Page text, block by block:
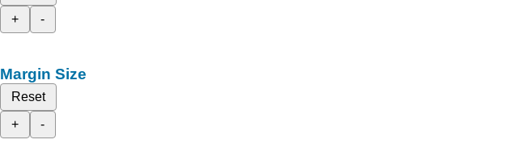
+
-
Margin Size
Reset
+
-